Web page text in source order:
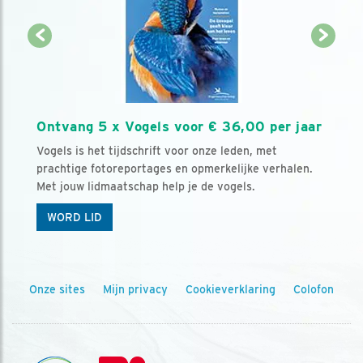
Ontvang 5 x Vogels voor € 36,00 per jaar
Vogels is het tijdschrift voor onze leden, met
prachtige fotoreportages en opmerkelijke verhalen.
Met jouw lidmaatschap help je de vogels.
WORD LID
Onze sites Mijn privacy Cookieverklaring Colofon